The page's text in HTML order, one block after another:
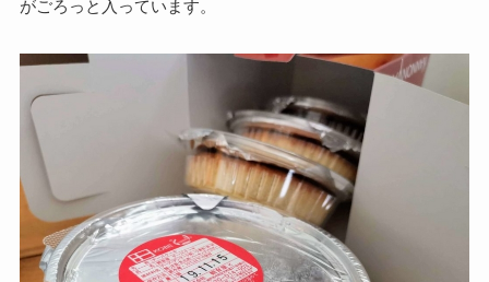
がごろっと入っています。